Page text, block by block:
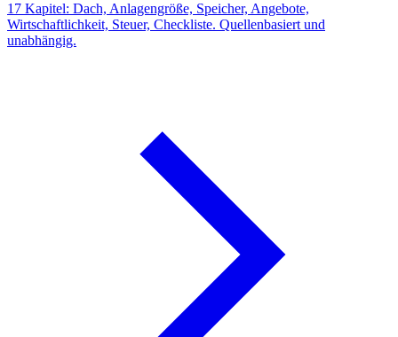
17 Kapitel: Dach, Anlagengröße, Speicher, Angebote,
Wirtschaftlichkeit, Steuer, Checkliste. Quellenbasiert und
unabhängig.